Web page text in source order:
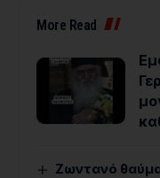
More Read
Ζωντανό